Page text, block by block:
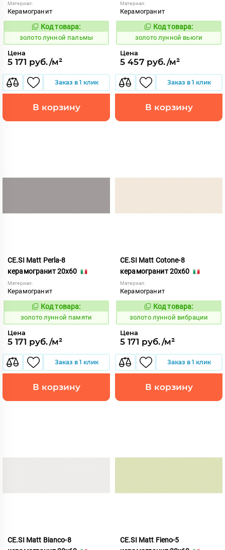
Материал:
Керамогранит
521942
Код товара:
золото лунной пальмы
Цена
5 171 руб./м²
Заказ в 1 клик
В корзину
Материал:
Керамогранит
521889
Код товара:
золото лунной вьюги
Цена
5 457 руб./м²
Заказ в 1 клик
В корзину
CE.SI Matt Perla-8
керамогранит 20x60
Материал:
Керамогранит
521943
Код товара:
золото лунной памяти
Цена
5 171 руб./м²
Заказ в 1 клик
В корзину
CE.SI Matt Cotone-8
керамогранит 20x60
Материал:
Керамогранит
521885
Код товара:
золото лунной вибрации
Цена
5 171 руб./м²
Заказ в 1 клик
В корзину
CE.SI Matt Bianco-8
CE.SI Matt Fieno-5